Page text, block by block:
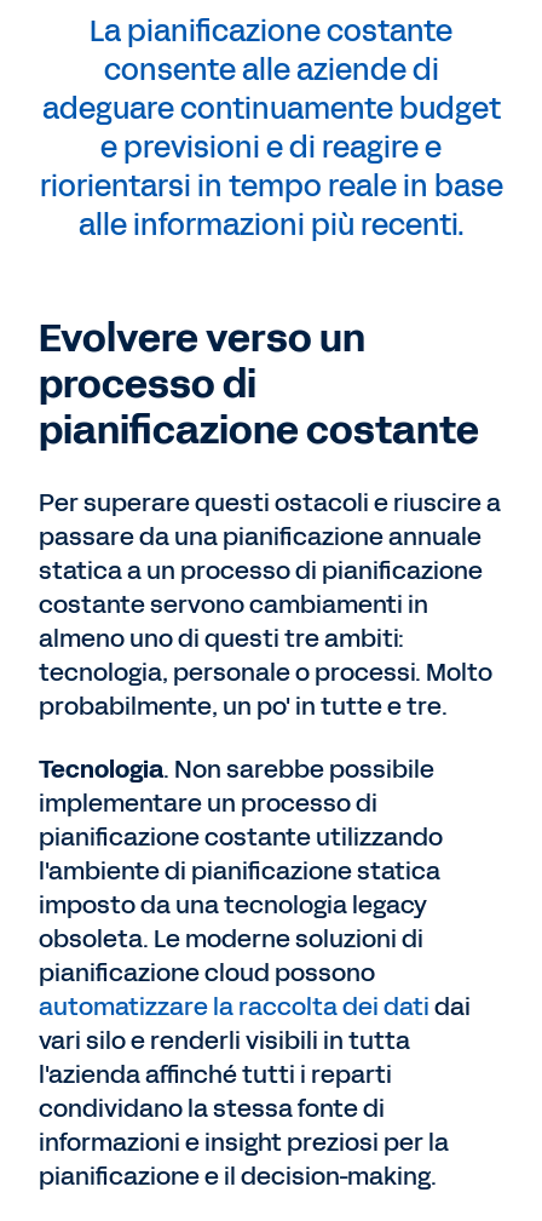
La pianificazione costante
consente alle aziende di
adeguare continuamente budget
e previsioni e di reagire e
riorientarsi in tempo reale in base
alle informazioni più recenti.
Evolvere verso un
processo di
pianificazione costante
Per superare questi ostacoli e riuscire a
passare da una pianificazione annuale
statica a un processo di pianificazione
costante servono cambiamenti in
almeno uno di questi tre ambiti:
tecnologia, personale o processi. Molto
probabilmente, un po' in tutte e tre.
Tecnologia. Non sarebbe possibile
implementare un processo di
pianificazione costante utilizzando
l'ambiente di pianificazione statica
imposto da una tecnologia legacy
obsoleta. Le moderne soluzioni di
pianificazione cloud possono
automatizzare la raccolta dei datidai
vari silo e renderli visibili in tutta
l'azienda affinché tutti i reparti
condividano la stessa fonte di
informazioni e insight preziosi per la
pianificazione e il decision-making.